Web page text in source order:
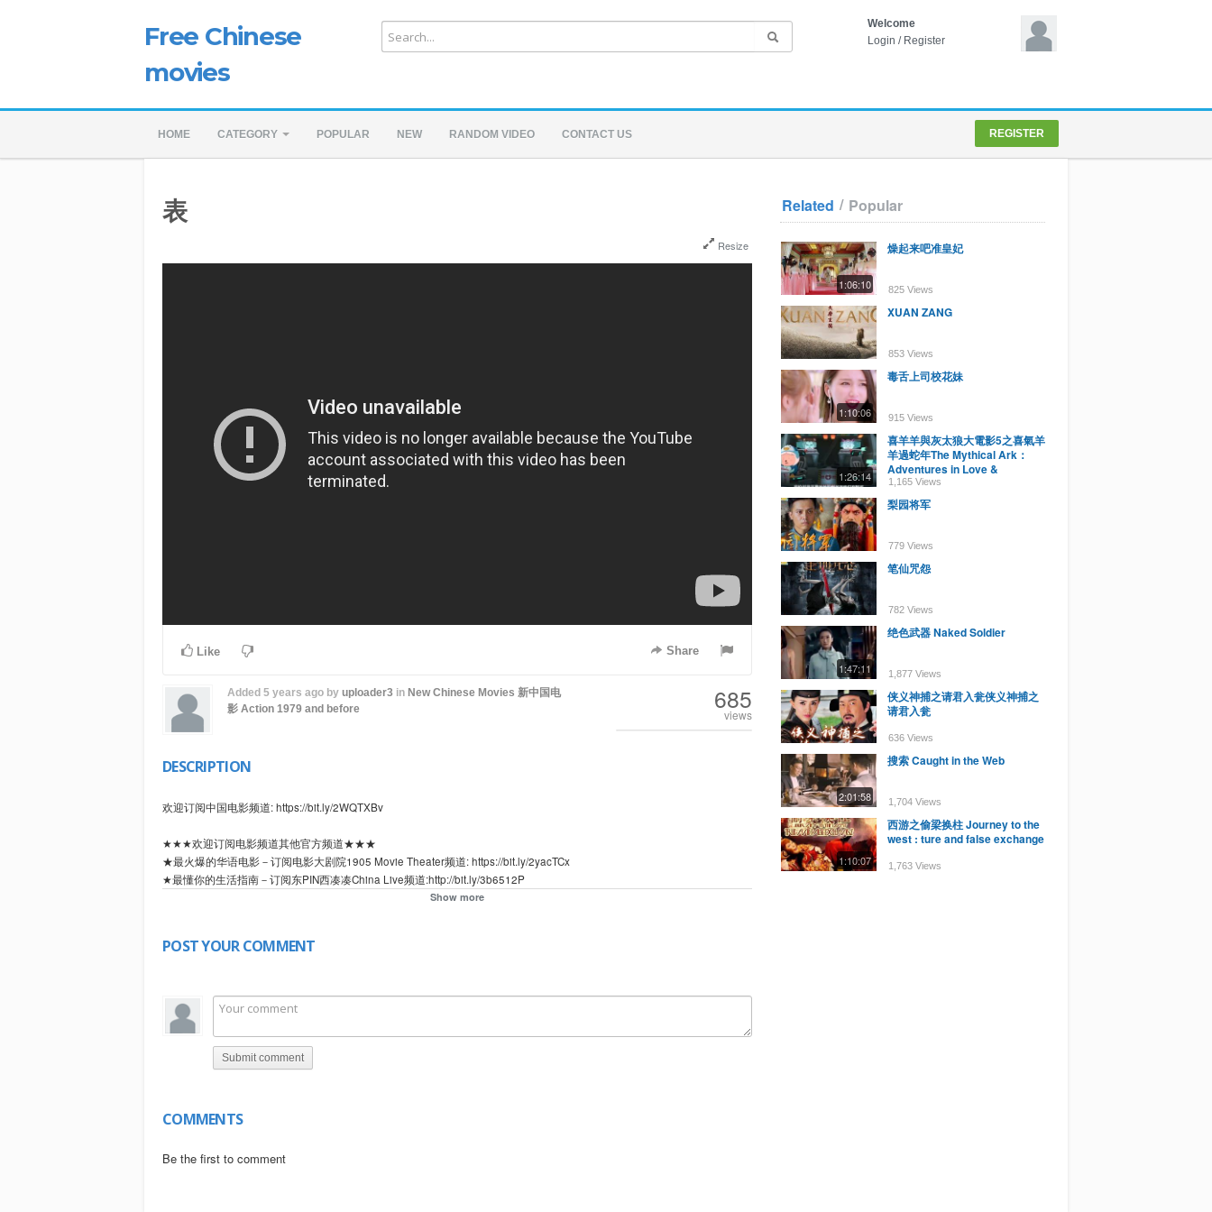
Free Chinese
movies
Welcome
Login / Register
HOME CATEGORY POPULAR NEW RANDOM VIDEO CONTACT US REGISTER
表
Resize
Like Share
Added 5 years agoby uploader3 in New Chinese Movies 新中国电
影 Action 1979 and before 685
views
DESCRIPTION
欢迎订阅中国电影频道: https://bit.ly/2WQTXBv
★★★欢迎订阅电影频道其他官方频道★★★
★最火爆的华语电影－订阅电影大剧院1905 Movie Theater频道: https://bit.ly/2yacTCx
★最懂你的生活指南－订阅东PIN西凑凑China Live频道:http://bit.ly/3b6512P
★最精彩的系列电影－电视电影Movie Series频道: https://bit.ly/2LnU41R
解放前,杂乱的上海街头,饥肠辘辘的流浪儿小牛偷了万老头修表铺中一块金表,他的小伙伴大猫和小耗子为之眼红,于是发生
他,唆使他盗卖院内公物,此事被院内名叫小胖的孩子发现。事发之后,教养院教导员雷春华着手调查。
小胖准备联络院内孩子揭发殷小臣,小牛却向殷小臣通风报信。殷小臣先发制人,把小胖狠揍一顿。雷教导员为人热情厚
道,对小牛生活关怀备至,使小牛深受感动。最后,当小牛知道万老头因丢了顾客的金表被拘留三个月,他的孙女、小牛的好朋友
翠翠孤苦伶仃,无依无靠时,良心受到谴责,终于坦白了自己的错误,并揭发了殷小臣的违法勾当。小牛的表现,得到雷春华和孩子
Show more
POST YOUR COMMENT
Submit comment
COMMENTS
Be the first to comment
Related / Popular
1:06:10
燥起来吧准皇妃
825 Views
XUAN ZANG
853 Views
1:10:06
毒舌上司校花妹
915 Views
1:26:14
喜羊羊與灰太狼大電影5之喜氣羊
羊過蛇年The Mythical Ark：
Adventures in Love &
Happiness
1,165 Views
梨园将军
779 Views
笔仙咒怨
782 Views
1:47:11
绝色武器 Naked Soldier
1,877 Views
侠义神捕之请君入瓮侠义神捕之
请君入瓮
636 Views
2:01:58
搜索 Caught in the Web
1,704 Views
1:10:07
西游之偷梁换柱 Journey to the
west : ture and false exchange
1,763 Views